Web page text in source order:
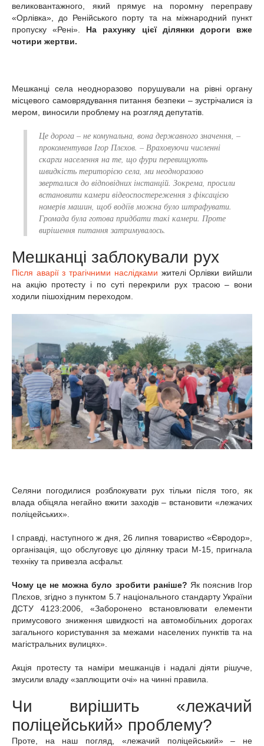
великовантажного, який прямує на поромну переправу
«Орлівка», до Ренійського порту та на міжнародний пункт
пропуску «Рені».
На рахунку цієї ділянки дороги вже
чотири жертви.
Мешканці села неодноразово порушували на рівні органу
місцевого самоврядування питання безпеки – зустрічалися із
мером, виносили проблему на розгляд депутатів.
Це дорога – не комунальна, вона державного значення, –
прокоментував Ігор Плєхов. – Враховуючи численні
скарги населення на те, що фури перевищують
швидкість територією села, ми неодноразово
зверталися до відповідних інстанцій. Зокрема, просили
встановити камери відеоспостереження з фіксацією
номерів машин, щоб водіїв можна було штрафувати.
Громада була готова придбати такі камери. Проте
вирішення питання затримувалось.
Мешканці заблокували рух
Після аварії з трагічними наслідками жителі Орлівки вийшли
на акцію протесту і по суті перекрили рух трасою – вони
ходили пішохідним переходом.
Селяни погодилися розблокувати рух тільки після того, як
влада обіцяла негайно вжити заходів – встановити «лежачих
поліцейських».
І справді, наступного ж дня, 26 липня товариство «Євродор»,
організація, що обслуговує цю ділянку траси М-15, пригнала
техніку та привезла асфальт.
Чому це не можна було зробити раніше? Як пояснив Ігор
Плєхов, згідно з пунктом 5.7 національного стандарту України
ДСТУ 4123:2006, «Заборонено встановлювати елементи
примусового зниження швидкості на автомобільних дорогах
загального користування за межами населених пунктів та на
магістральних вулицях».
Акція протесту та наміри мешканців і надалі діяти рішуче,
змусили владу «заплющити очі» на чинні правила.
Чи вирішить «лежачий
поліцейський» проблему?
Проте, на наш погляд, «лежачий поліцейський» – не